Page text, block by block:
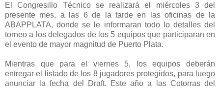
El Congresillo Técnico se realizará el miércoles 3 del
presente mes, a las 6 de la tarde en las oficinas de la
ABAPPLATA, donde se le informaran todo lo detalles del
torneo a los delegados de los 5 equipos que participaran en
el evento de mayor magnitud de Puerto Plata.
Mientras que para el viernes 5, los equipos deberán
entregar el listado de los 8 jugadores protegidos, para luego
anunciar la fecha del Draft. Este año a las Cotorras del